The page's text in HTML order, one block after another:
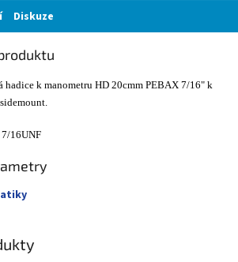
Diskuze
hadice k manometru HD 20cmm PEBAX 7/16" k
16UNF